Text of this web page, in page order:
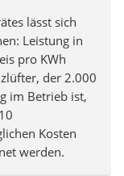
lässt sich
Leistung in
pro KWh
der 2.000
im Betrieb ist,
Kosten
werden.